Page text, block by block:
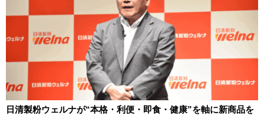
日清製粉ウェルナが“本格・利便・即食・健康”を軸に新商品を